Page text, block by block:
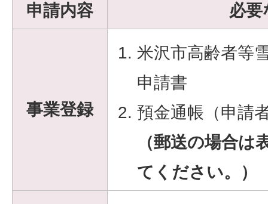
申請内容
必
事業登録
米沢市高齢者等
申請書
預金通帳（申請
（郵送の場合は
てください。）